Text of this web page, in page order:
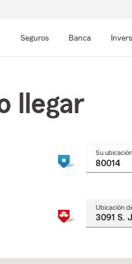
Seguros Banca
llegar
Su ubicación
Ubicación